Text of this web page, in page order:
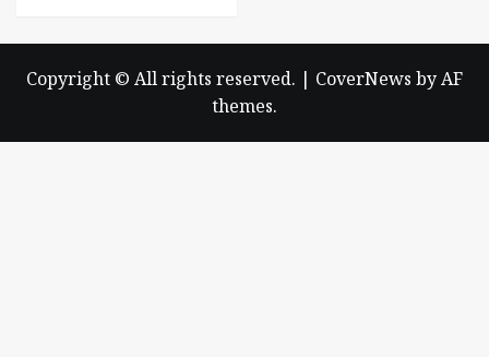
Copyright © All rights reserved. | CoverNews by AF
themes.